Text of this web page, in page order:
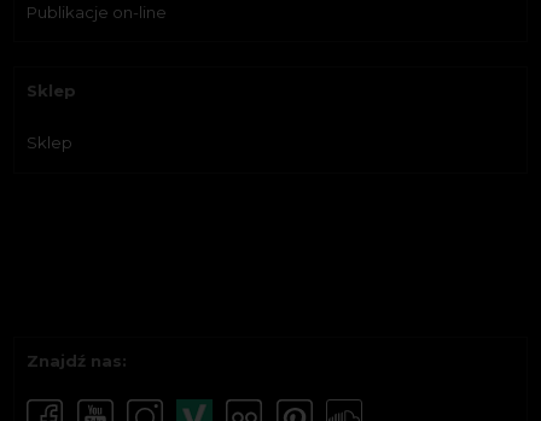
Publikacje on-line
Sklep
Sklep
Znajdź nas: